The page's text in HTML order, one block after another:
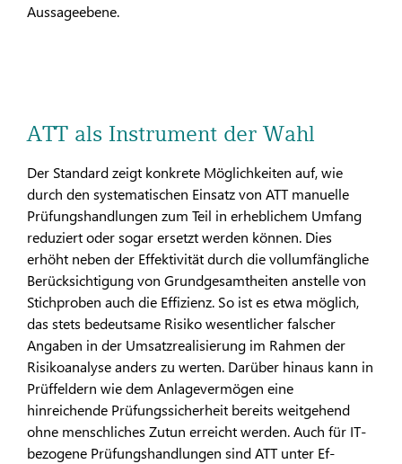
Aussageebene.
ATT als Instrument der Wahl
Der Standard zeigt konkrete Möglichkeiten auf, wie
durch den systematischen Einsatz von ATT manuelle
Prüfungshandlun­gen zum Teil in erheblichem Umfang
reduziert oder sogar er­setzt werden können. Dies
erhöht neben der Effektivität durch die vollumfängliche
Berücksichtigung von Grundgesamtheiten anstelle von
Stichproben auch die Effizienz. So ist es etwa möglich,
das stets bedeutsame Risiko wesentlicher falscher
Angaben in der Umsatzrealisierung im Rahmen der
Risikoana­lyse anders zu werten. Darüber hinaus kann in
Prüffeldern wie dem Anlagevermögen eine
hinreichende Prüfungssicherheit bereits weitgehend
ohne menschliches Zutun erreicht werden. Auch für IT-
bezogene Prüfungshandlungen sind ATT unter Ef­